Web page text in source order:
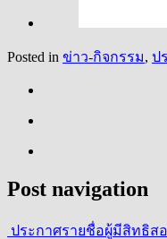
Posted in ข่าว-กิจกรรม, ป
Post navigation
ประกาศรายชื่อผู้มีสิทธิส